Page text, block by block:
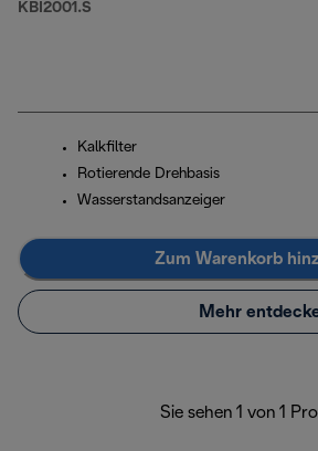
KBI2001.S
Kalkfilter
Rotierende Drehbasis
Wasserstandsanzeiger
Zum Warenkorb
Mehr
Sie sehen 1 von 1